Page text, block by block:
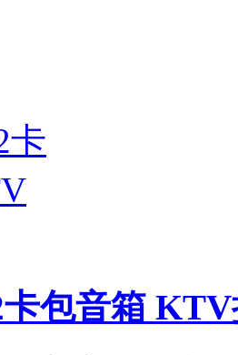
包音箱